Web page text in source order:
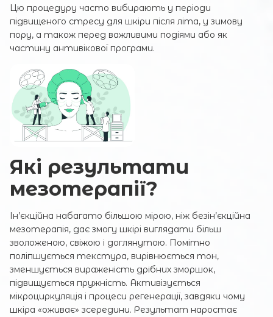
Цю процедуру часто вибирають у періоди
підвищеного стресу для шкіри після літа, у зимову
пору, а також перед важливими подіями або як
частину антивікової програми.
Які результати
мезотерапії?
Ін’єкційна набагато більшою мірою, ніж безін’єкційна
мезотерапія, дає змогу шкірі виглядати більш
зволоженою, свіжою і доглянутою. Помітно
поліпшується текстура, вирівнюється тон,
зменшується вираженість дрібних зморшок,
підвищується пружність. Активізується
мікроциркуляція і процеси регенерації, завдяки чому
шкіра «оживає» зсередини. Результат наростає